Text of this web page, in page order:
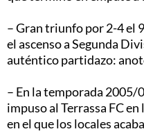
– Gran triunfo por 2-4 el
el ascenso a Segunda
auténtico partidazo:
– En la temporada
impuso al Terrassa FC
en el que los locales